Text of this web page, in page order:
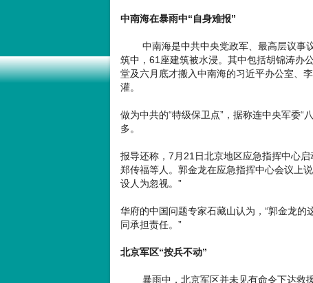
中南海在暴雨中“自身难报”
中南海是中共中央党政军、最高层议事议
筑中，61座建筑被水浸。其中包括胡锦涛办
堂及六月底才搬入中南海的习近平办公室、
灌。
做为中共的“特级保卫点”，据称连中央军委“
多。
报导还称，7月21日北京地区应急指挥中心
郑传福等人。郭金龙在应急指挥中心会议上
设人为忽视。”
华府的中国问题专家石藏山认为，“郭金龙
同承担责任。”
北京军区“按兵不动”
暴雨中，北京军区并未见有命令下达救援